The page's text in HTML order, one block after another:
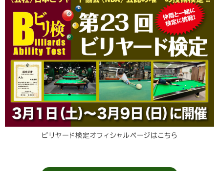
ビリヤード検定オフィシャルページはこちら